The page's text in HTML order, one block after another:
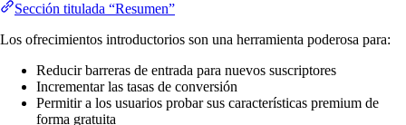
Sección titulada “Resumen”
Los ofrecimientos introductorios son una herramienta poderosa para:
Reducir barreras de entrada para nuevos suscriptores
Incrementar las tasas de conversión
Permitir a los usuarios probar sus características premium de
forma gratuita